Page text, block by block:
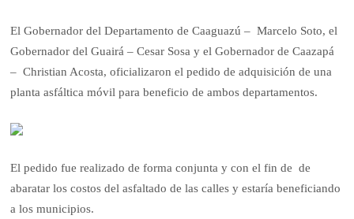
El Gobernador del Departamento de Caaguazú – Marcelo Soto, el
Gobernador del Guairá – Cesar Sosa y el Gobernador de Caazapá
– Christian Acosta, oficializaron el pedido de adquisición de una
planta asfáltica móvil para beneficio de ambos departamentos.
El pedido fue realizado de forma conjunta y con el fin de de
abaratar los costos del asfaltado de las calles y estaría beneficiando
a los municipios.